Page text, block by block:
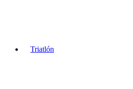
Triatlón